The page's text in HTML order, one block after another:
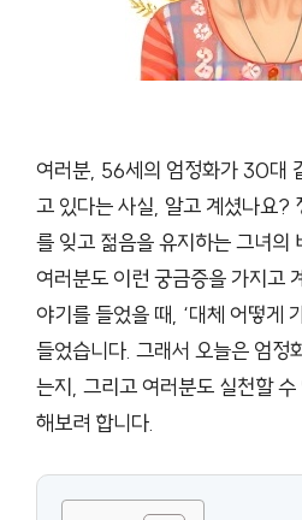
여러분, 56세의 엄정화가 30대
고 있다는 사실, 알고 계셨나요?
를 잊고 젊음을 유지하는 그녀의
여러분도 이런 궁금증을 가지고
야기를 들었을 때, ‘대체 어떻게
들었습니다. 그래서 오늘은 엄정
는지, 그리고 여러분도 실천할
해보려 합니다.